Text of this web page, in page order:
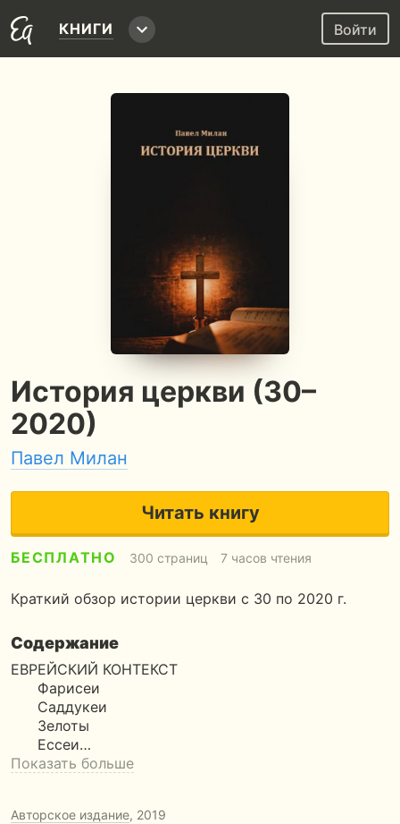
КНИГИ Войти
История церкви (30–
2020)
Павел Милан
Читать книгу
БЕСПЛАТНО 300 страниц 7 часов чтения
Краткий обзор истории церкви с 30 по 2020 г.
Содержание
ЕВРЕЙСКИЙ КОНТЕКСТ
Фарисеи
Саддукеи
Зелоты
Ессеи…
Показать больше
Авторское издание, 2019